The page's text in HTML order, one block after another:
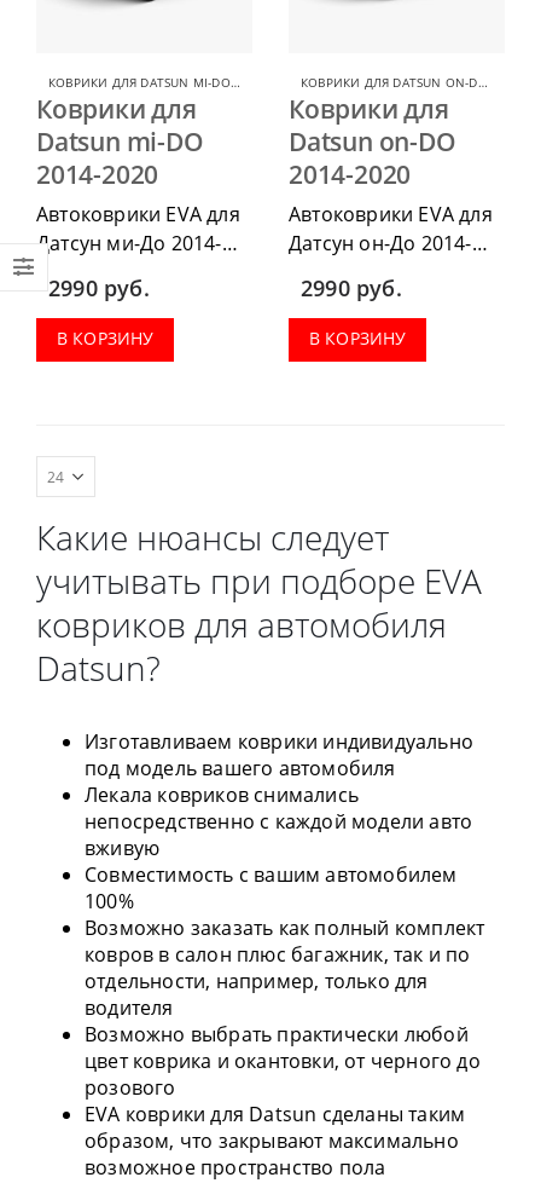
КОВРИКИ ДЛЯ DATSUN MI-DO
,КОВРИКИ ДЛЯ DATSUN
Коврики для
Datsun mi-DO
2014-2020
Автоковрики EVA для
Датсун ми-До 2014-
приобрести в
комплектации:
водительский коврик,
2990 руб.
В КОРЗИНУ
КОВРИКИ ДЛЯ DATSUN ON-DO
Коврики для
Datsun on-DO
2014-2020
Автоковрики EVA для
Датсун он-До 2014-
приобрести в
комплектации:
водительский коврик,
2990 руб.
В КОРЗИНУ
Какие нюансы следует
учитывать при подборе EVA
ковриков для автомобиля
Datsun?
Изготавливаем коврики индивидуально
под модель вашего автомобиля
Лекала ковриков снимались
непосредственно с каждой модели авто
вживую
Совместимость с вашим автомобилем
100%
Возможно заказать как полный комплект
ковров в салон плюс багажник, так и по
отдельности, например, только для
водителя
Возможно выбрать практически любой
цвет коврика и окантовки, от черного до
розового
EVA коврики для Datsun сделаны таким
образом, что закрывают максимально
возможное пространство пола